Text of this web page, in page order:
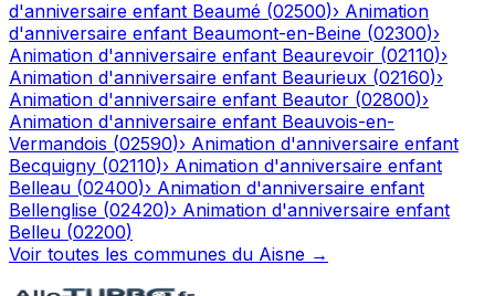
d'anniversaire enfant Beaumé (02500)› Animation
d'anniversaire enfant Beaumont-en-Beine (02300)›
Animation d'anniversaire enfant Beaurevoir (02110)›
Animation d'anniversaire enfant Beaurieux (02160)›
Animation d'anniversaire enfant Beautor (02800)›
Animation d'anniversaire enfant Beauvois-en-
Vermandois (02590)› Animation d'anniversaire enfant
Becquigny (02110)› Animation d'anniversaire enfant
Belleau (02400)› Animation d'anniversaire enfant
Bellenglise (02420)› Animation d'anniversaire enfant
Belleu (02200)
Voir toutes les communes du Aisne →